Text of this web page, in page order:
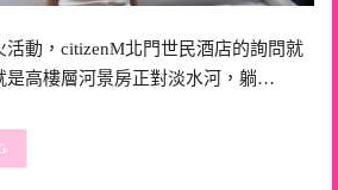
動，citizenM北門世民酒店的詢問就
是高樓層河景房正對淡水河，躺…